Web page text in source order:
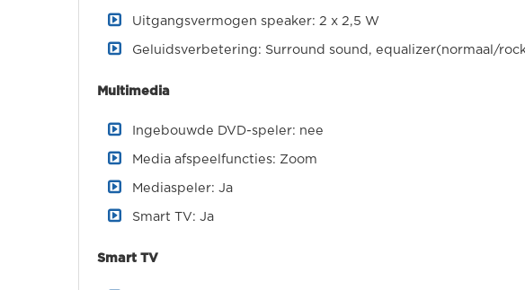
Uitgangsvermogen speaker: 2 x 2,5 W
Geluidsverbetering: Surround sound, equalizer(normaal/
Multimedia
Ingebouwde DVD-speler: nee
Media afspeelfuncties: Zoom
Mediaspeler: Ja
Smart TV: Ja
Smart TV